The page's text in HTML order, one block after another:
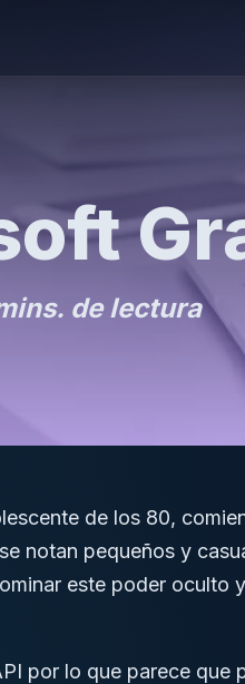
de lectura
de los 80,
notan pequeños y
este poder oculto
por lo que parece